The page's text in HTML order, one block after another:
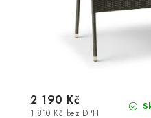
1 810 Kč bez DPH
2 190 Kč